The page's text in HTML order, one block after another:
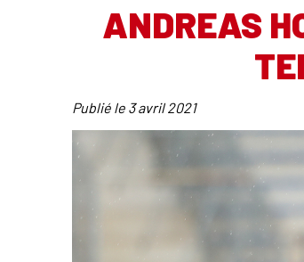
ANDREAS
Publié le 3 avril 2021